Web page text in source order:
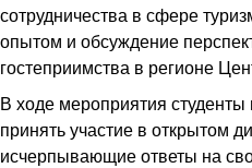
сотрудничества в сфере
опытом и обсуждение
гостеприимства в регионе
В ходе мероприятия
принять участие в открытом
исчерпывающие ответы на